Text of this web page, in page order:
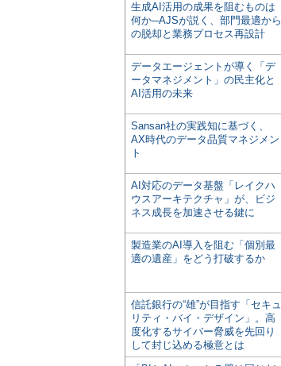
生成AI活用の成果を阻むものは
何か─AJSが説く、部門最適から
の脱却と業務プロセス再設計
データエージェントが導く「デ
ータマネジメント」の民主化と
AI活用の未来
Sansan社の実践知に基づく、
AX時代のデータ品質マネジメン
ト
AI対応のデータ基盤「レイクハ
ウスアーキテクチャ」が、ビジ
ネス成長を加速させる鍵に
製造業のAI導入を阻む「個別最
適の遺産」をどう打破するか
信託銀行の“雄”が目指す「セキュ
リティ・バイ・デザイン」。高
度化するサイバー脅威を先回り
して封じ込める極意とは